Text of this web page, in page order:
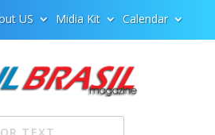
US Midia Kit Calendar